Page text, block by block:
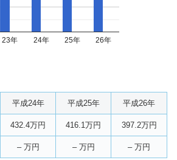
23年 24年 25年 26年
平成24年 平成25年 平成26年
432.4万円 416.1万円 397.2万円
– 万円 – 万円 – 万円